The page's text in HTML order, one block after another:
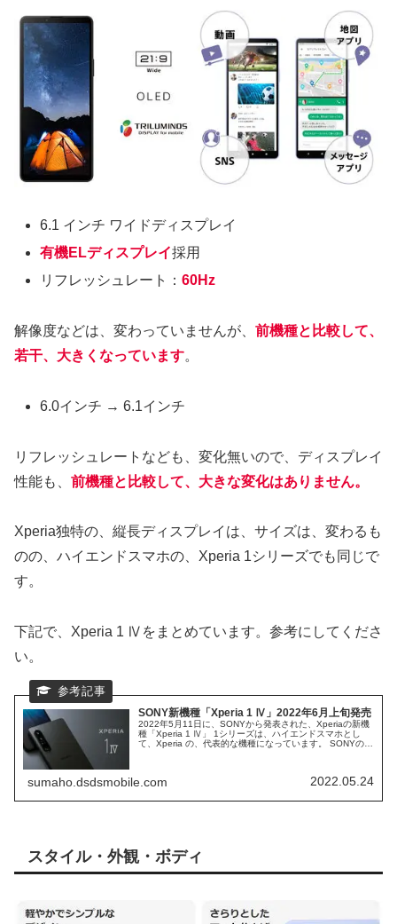
6.1 インチ ワイドディスプレイ
有機ELディスプレイ採用
リフレッシュレート：60Hz
解像度などは、変わっていませんが、 前機種と比較して、
若干、大きくなっています。
6.0インチ → 6.1インチ
リフレッシュレートなども、変化無いので、ディスプレイ
性能も、 前機種と比較して、大きな変化はありません。
Xperia独特の、縦長ディスプレイは、サイズは、変わるも
のの、ハイエンドスマホの、Xperia 1シリーズでも同じで
す。
下記で、Xperia 1 Ⅳをまとめています。参考にしてくださ
い。
SONY新機種「Xperia 1 Ⅳ」2022年6月上旬発売
2022年5月11日に、SONYから発表された、Xperiaの新機
種「Xperia 1 Ⅳ」 1シリーズは、ハイエンドスマホとし
て、Xperia の、代表的な機種になっています。 SONYの、
sumaho.dsdsmobile.com 2022.05.24
スタイル・外観・ボディ